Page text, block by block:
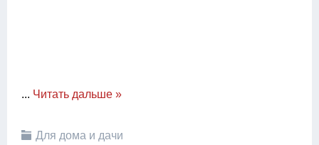
... Читать дальше »
Для дома и дачи